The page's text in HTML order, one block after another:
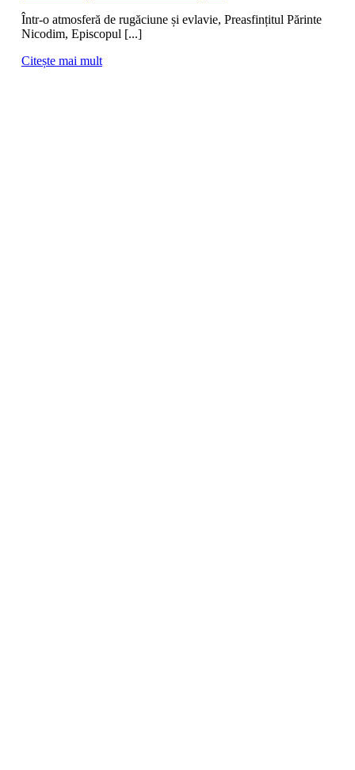
Într-o atmosferă de rugăciune și evlavie, Preasfințitul Părinte
Nicodim, Episcopul [...]
Citește mai mult